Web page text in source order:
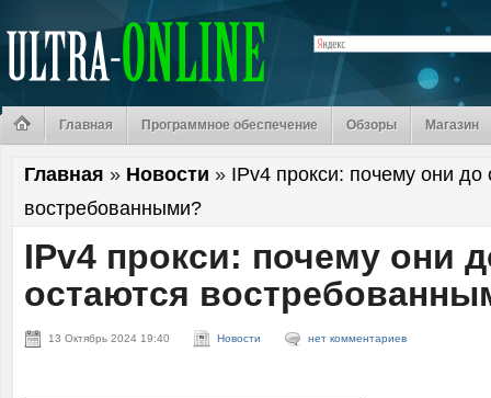
Главная Программное обеспечение Обзоры Магазин
Главная » Новости » IPv4 прокси: почему они до
востребованными?
IPv4 прокси: почему они
остаются
13 Октябрь 2024 19:40 Новости нет комментариев